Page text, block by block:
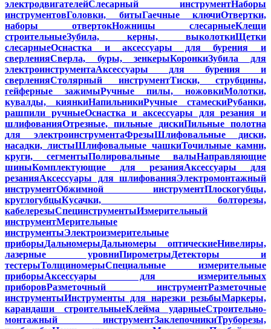
электродвигателейСлесарный инструментНаборы
инструментовГоловки, битыГаечные ключиОтвертки,
наборы отвертокНожницы слесарныеКлещи
строительныеЗубила, керны, выколоткиЩетки
слесарныеОснастка и аксессуары для бурения и
сверленияСверла, буры, зенкерыКоронкиЗубила для
электроинструментаАксессуары для бурения и
сверленияСтолярный инструментТиски, струбцины,
гейферные зажимыРучные пилы, ножовкиМолотки,
кувалды, киянкиНапильникиРучные стамескиРубанки,
рашпили ручныеОснастка и аксессуары для резания и
шлифованияОтрезные, пильные дискиПильные полотна
для электроинструментаФрезыШлифовальные диски,
насадки, листыШлифовальные чашкиТочильные камни,
круги, сегментыПолировальные валыНаправляющие
шиныКомплектующие для резанияАксессуары для
резанияАксессуары для шлифованияЭлектромонтажный
инструментОбжимной инструментПлоскогубцы,
круглогубцыКусачки, болторезы,
кабелерезыСпецинструментыИзмерительный
инструментМерительные
инструментыЭлектроизмерительные
приборыДальномерыДальномеры оптическиеНивелиры,
лазерные уровниПирометрыДетекторы и
тестерыТолщиномерыСпециальные измерительные
приборыАксессуары для измерительных
приборовРазметочный инструментРазметочные
инструментыИнструменты для нарезки резьбыМаркеры,
карандаши строительныеКлейма ударныеСтроительно-
монтажный инструментЗаклепочникиТруборезы,